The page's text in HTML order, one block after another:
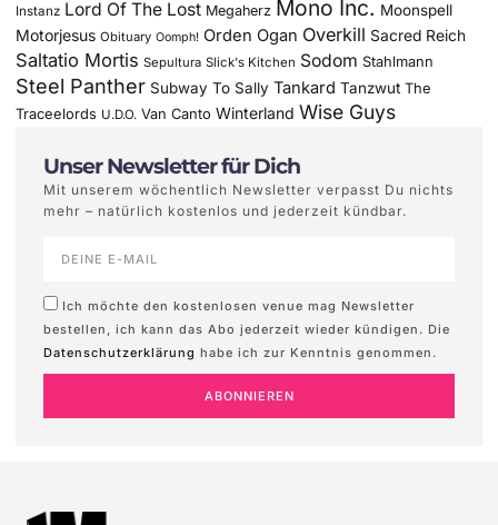
Instanz Lord Of The Lost Megaherz Mono Inc. Moonspell
Motorjesus Obituary Oomph! Orden Ogan Overkill Sacred Reich
Saltatio Mortis Sepultura Slick's Kitchen Sodom Stahlmann
Steel Panther Subway To Sally Tankard Tanzwut The
Traceelords U.D.O. Van Canto Winterland Wise Guys
Unser Newsletter für Dich
Mit unserem wöchentlich Newsletter verpasst Du nichts
mehr – natürlich kostenlos und jederzeit kündbar.
Ich möchte den kostenlosen venue mag Newsletter
bestellen, ich kann das Abo jederzeit wieder kündigen. Die
Datenschutzerklärung habe ich zur Kenntnis genommen.
ABONNIEREN